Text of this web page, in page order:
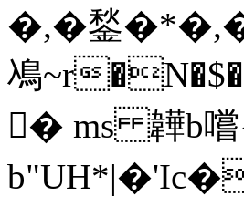
�,�鍫
鳰 ~r
� ms 韡b嚐